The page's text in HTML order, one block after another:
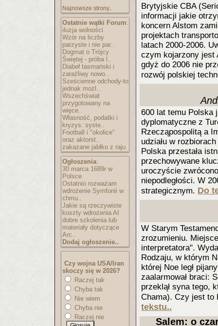
Najnowsze strony..
Ostatnie wątki Forum:
iluzja wolności
Wzór na liczby
parzyste i nie par..
Dogmat o Trójcy
Świętej - próba l..
Diabeł tasmański i
zaraźliwy nowo..
Sześcienne odchody-to
jednak możl..
Wszechświat
przygotowany na
więce..
Własność, podatki i
kryzys: syste..
Football i "okolice"
oraz aktorst..
zakazane jabłko z raju
Ogłoszenia:
30 marca 1689r w
Polsce
Ostatnio rozważam
wdrożenie Symfonii w
chmu..
Jakie są rzeczywiste
koszty wdrożenia AI
dobre szkolenia lub
materiały dotyczące
Arc..
Dodaj ogłoszenie..
Czy wojna USA/Iran
skoczy się w 2026?
Raczej tak
Chyba tak
Nie wiem
Chyba nie
Raczej nie
Brytyjskie CBA
informacji jakie
koncern Alstom
projektach
latach 2000-2006.
czym kojarzony jest
gdyż do 2006 nie
rozwój polskiej
600 lat temu Polska
dyplomatyczne z
Rzecząpospolitą a
udziału w
Polska przestała
przechowywane
uroczyście
niepodległości. W
strategicznym. Do
W Starym
zrozumieniu.
interpretatora".
Rodzaju, w którym
której Noe legł
zaalarmował braci:
przeklął syna tego,
Chama). Czy jest to
tekstu..
Salem: o